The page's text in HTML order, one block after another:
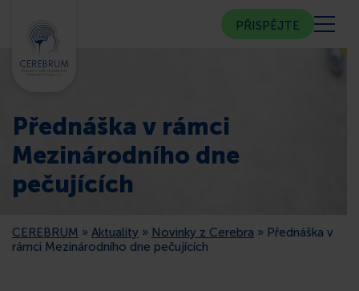
KOMUNITNÍ CENTRUM
PORADNA
VEŘEJNOST
PŘISPĚJTE
Přednáška v rámci
Mezinárodního dne
pečujících
CEREBRUM » Aktuality » Novinky z Cerebra » Přednáška v
rámci Mezinárodního dne pečujících